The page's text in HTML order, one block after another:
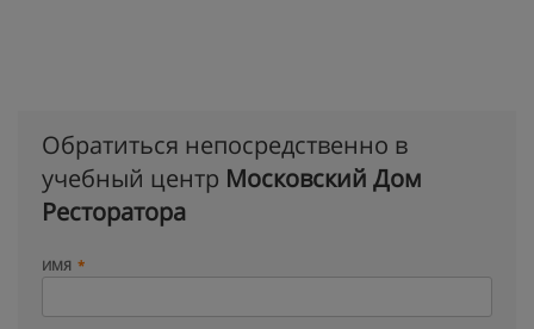
Обратиться непосредственно в
учебный центр Московский Дом
Ресторатора
ИМЯ